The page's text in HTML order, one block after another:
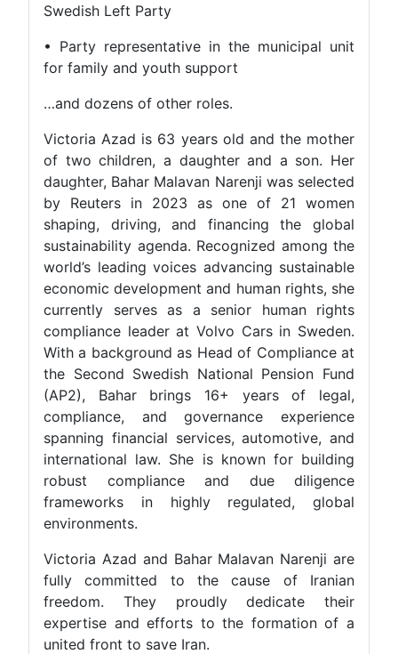
Swedish Left Party
• Party representative in the municipal unit
for family and youth support
…and dozens of other roles.
Victoria Azad is 63 years old and the mother
of two children, a daughter and a son. Her
daughter, Bahar Malavan Narenji was selected
by Reuters in 2023 as one of 21 women
shaping, driving, and financing the global
sustainability agenda. Recognized among the
world’s leading voices advancing sustainable
economic development and human rights, she
currently serves as a senior human rights
compliance leader at Volvo Cars in Sweden.
With a background as Head of Compliance at
the Second Swedish National Pension Fund
(AP2), Bahar brings 16+ years of legal,
compliance, and governance experience
spanning financial services, automotive, and
international law. She is known for building
robust compliance and due diligence
frameworks in highly regulated, global
environments.
Victoria Azad and Bahar Malavan Narenji are
fully committed to the cause of Iranian
freedom. They proudly dedicate their
expertise and efforts to the formation of a
united front to save Iran.